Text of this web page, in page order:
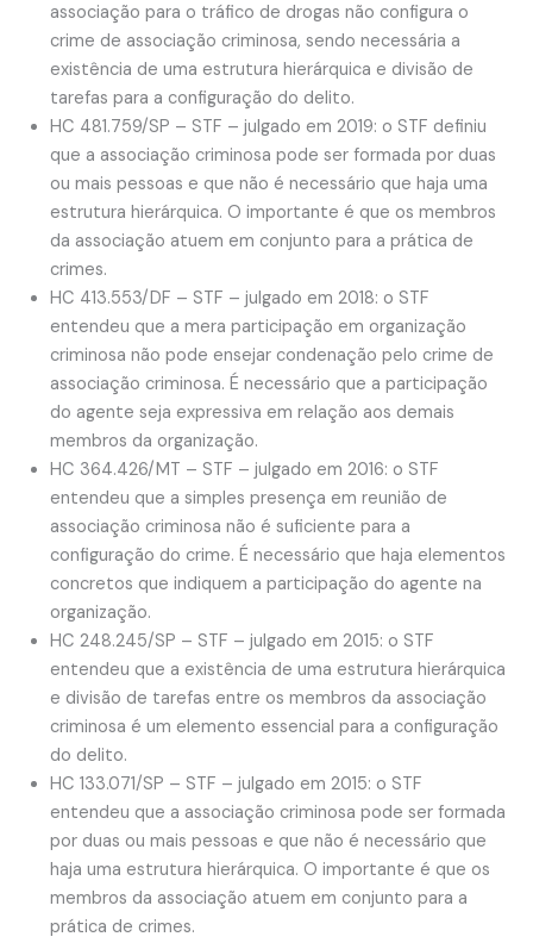
associação para o tráfico de drogas não configura o
crime de associação criminosa, sendo necessária a
existência de uma estrutura hierárquica e divisão de
tarefas para a configuração do delito.
HC 481.759/SP – STF – julgado em 2019: o STF definiu
que a associação criminosa pode ser formada por duas
ou mais pessoas e que não é necessário que haja uma
estrutura hierárquica. O importante é que os membros
da associação atuem em conjunto para a prática de
crimes.
HC 413.553/DF – STF – julgado em 2018: o STF
entendeu que a mera participação em organização
criminosa não pode ensejar condenação pelo crime de
associação criminosa. É necessário que a participação
do agente seja expressiva em relação aos demais
membros da organização.
HC 364.426/MT – STF – julgado em 2016: o STF
entendeu que a simples presença em reunião de
associação criminosa não é suficiente para a
configuração do crime. É necessário que haja elementos
concretos que indiquem a participação do agente na
organização.
HC 248.245/SP – STF – julgado em 2015: o STF
entendeu que a existência de uma estrutura hierárquica
e divisão de tarefas entre os membros da associação
criminosa é um elemento essencial para a configuração
do delito.
HC 133.071/SP – STF – julgado em 2015: o STF
entendeu que a associação criminosa pode ser formada
por duas ou mais pessoas e que não é necessário que
haja uma estrutura hierárquica. O importante é que os
membros da associação atuem em conjunto para a
prática de crimes.